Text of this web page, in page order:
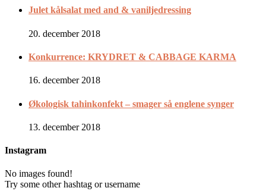
Julet kålsalat med and & vaniljedressing
20. december 2018
Konkurrence: KRYDRET & CABBAGE KARMA
16. december 2018
Økologisk tahinkonfekt – smager så englene synger
13. december 2018
Instagram
No images found!
Try some other hashtag or username